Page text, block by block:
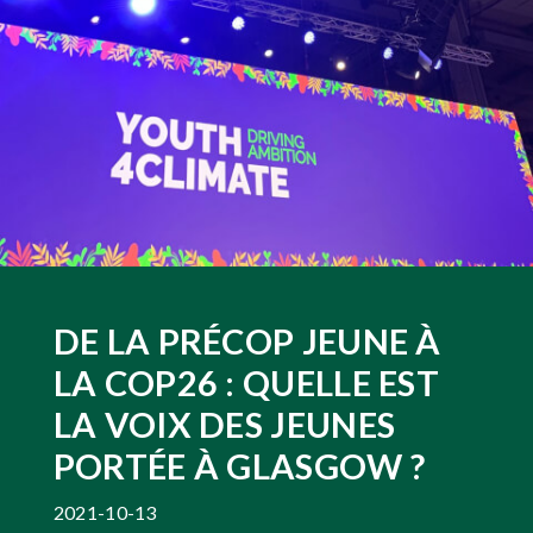
DE LA PRÉCOP JEUNE À
LA COP26 : QUELLE EST
LA VOIX DES JEUNES
PORTÉE À GLASGOW ?
2021-10-13